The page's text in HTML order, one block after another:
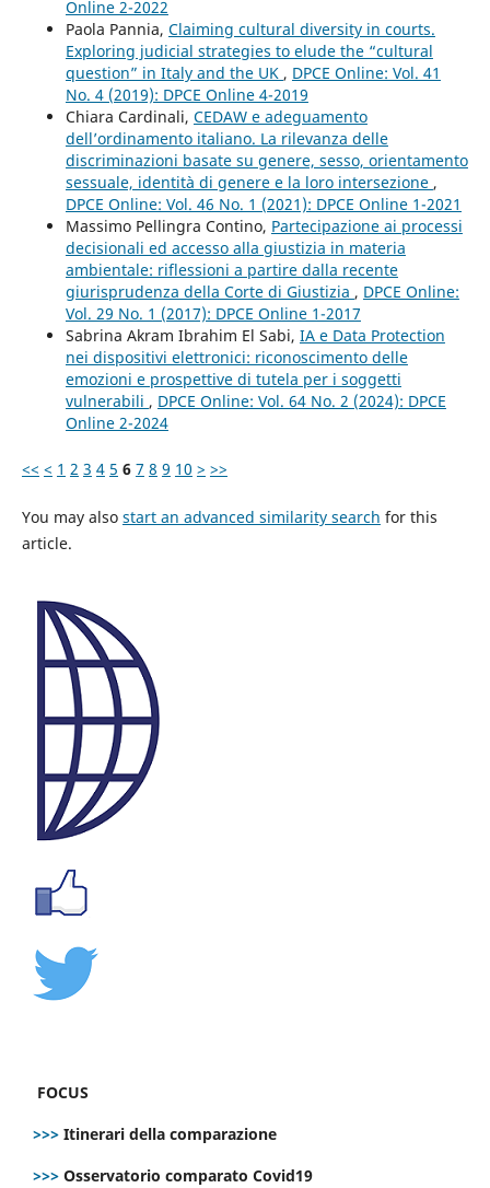
Online 2-2022
Paola Pannia, Claiming cultural diversity in courts.
Exploring judicial strategies to elude the “cultural
question” in Italy and the UK , DPCE Online: Vol. 41
No. 4 (2019): DPCE Online 4-2019
Chiara Cardinali, CEDAW e adeguamento
dell’ordinamento italiano. La rilevanza delle
discriminazioni basate su genere, sesso, orientamento
sessuale, identità di genere e la loro intersezione ,
DPCE Online: Vol. 46 No. 1 (2021): DPCE Online 1-2021
Massimo Pellingra Contino, Partecipazione ai processi
decisionali ed accesso alla giustizia in materia
ambientale: riflessioni a partire dalla recente
giurisprudenza della Corte di Giustizia , DPCE Online:
Vol. 29 No. 1 (2017): DPCE Online 1-2017
Sabrina Akram Ibrahim El Sabi, IA e Data Protection
nei dispositivi elettronici: riconoscimento delle
emozioni e prospettive di tutela per i soggetti
vulnerabili , DPCE Online: Vol. 64 No. 2 (2024): DPCE
Online 2-2024
<< < 1 2 3 4 5 6 7 8 9 10 > >>
You may also start an advanced similarity search for this
article.
FOCUS
>>> Itinerari della comparazione
>>> Osservatorio comparato Covid19